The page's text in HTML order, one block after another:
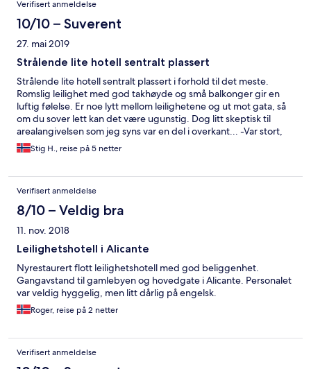
Verifisert anmeldelse
10/10 – Suverent
27. mai 2019
Strålende lite hotell sentralt plassert
Strålende lite hotell sentralt plassert i forhold til det meste.
Romslig leilighet med god takhøyde og små balkonger gir en
luftig følelse. Er noe lytt mellom leilighetene og ut mot gata, så
om du sover lett kan det være ugunstig. Dog litt skeptisk til
arealangivelsen som jeg syns var en del i overkant... -Var stort,
men neppe 90m², mer rundt 50-60 tipper jeg. Uansett plass
nok! Her er enkle kokemuligheter i form av koketopp og micro i
boblebadekar. og god dusj. Super housekeeping og renhold
hver dag. Eneste jeg kan komme på som var savnet var et stort
speil! Kun et speil i hele leiligheten og det er på badet.
Anbefales varmt, vi har allerede booket oss inn her på nytt!
Stig H., reise på 5 netter
Verifisert anmeldelse
8/10 – Veldig bra
11. nov. 2018
Leilighetshotell i Alicante
Nyrestaurert flott leilighetshotell med god beliggenhet.
Gangavstand til gamlebyen og hovedgate i Alicante. Personalet
var veldig hyggelig, men litt dårlig på engelsk.
Roger, reise på 2 netter
Verifisert anmeldelse